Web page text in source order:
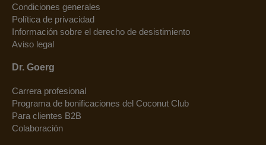
Condiciones generales
Política de privacidad
Información sobre el derecho de desistimiento
Aviso legal
Dr. Goerg
Carrera profesional
Programa de bonificaciones del Coconut Club
Para clientes B2B
Colaboración